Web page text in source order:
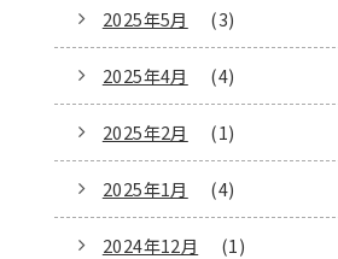
2025年5月 (3)
2025年4月 (4)
2025年2月 (1)
2025年1月 (4)
2024年12月 (1)